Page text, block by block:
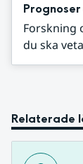
Forskning
du ska
Relaterade